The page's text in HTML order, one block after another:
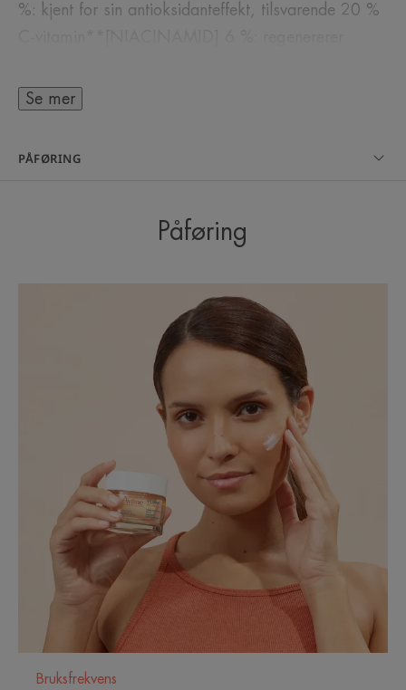
%: kjent for sin antioksidanteffekt, tilsvarende 20 %
pigmentflekker [HYALURONSYRE]: ren, av naturlig
måned: flekker og rynker korrigeres****. Den
produktet inneholder 93 % naturlige ingredienser,
uten ingredienser av animalsk opprinnelse.
En høy konsentrasjon av Cg vitamin*, den mest
stabile formen for C-vitamin, en ledende aktiv
ingrediens i produkter for å gi "glød".
Fordeler
Vitamin C krem:
• GLATTER UT rynker
• REDUSERER synligheten av mørke flekker
• JEVNER UT hudtonen
Se mer
PÅFØRING
Påføring
Bruksfrekvens